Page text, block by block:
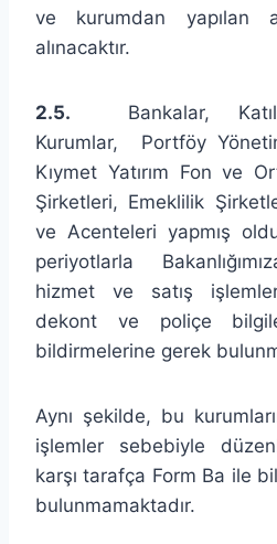
ve kurumdan yapılan
alınacaktır.
2.5. Bankalar,
Kurumlar, Portföy
Kıymet Yatırım Fon ve
Şirketleri, Emeklilik
ve Acenteleri yapmış
periyotlarla
hizmet ve satış
dekont ve poliçe
bildirmelerine gerek
Aynı şekilde, bu
işlemler sebebiyle
karşı tarafça Form Ba ile
bulunmamaktadır.